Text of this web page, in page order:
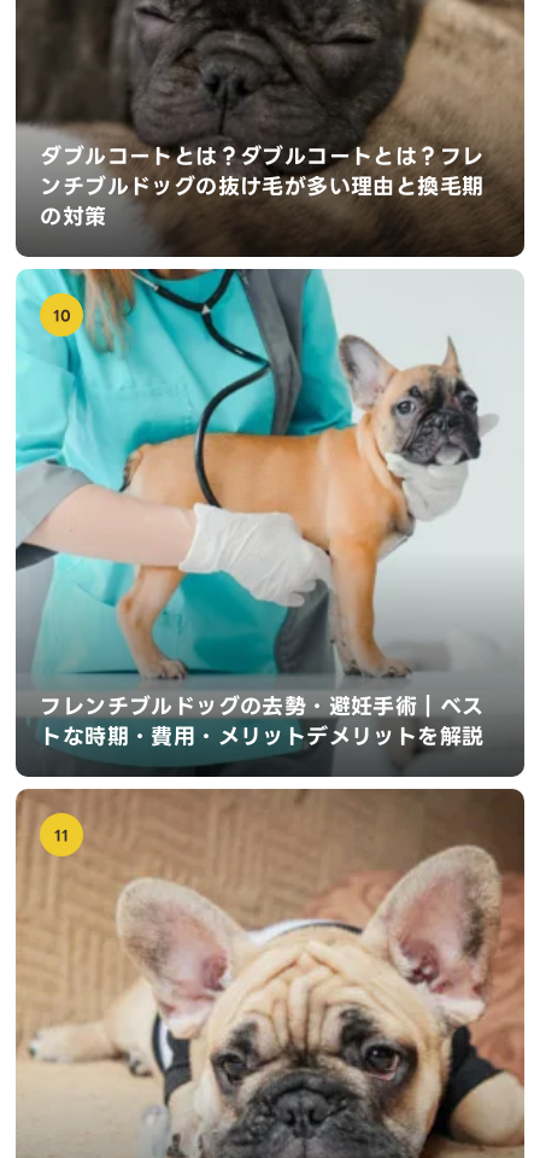
ダブルコートとは？ダブルコートとは？フレ
ンチブルドッグの抜け毛が多い理由と換毛期
の対策
10
フレンチブルドッグの去勢・避妊手術｜ベス
トな時期・費用・メリットデメリットを解説
11